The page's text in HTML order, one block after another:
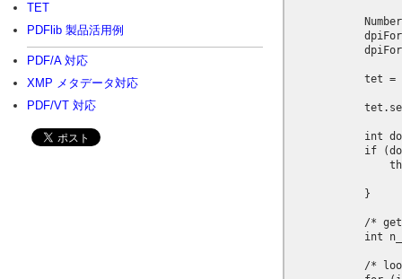
TET
PDFlib 製品活用例
PDF/A 対応
XMP メタデータ対応
PDF/VT 対応
tet =
int
if
            }
/*
int
/*